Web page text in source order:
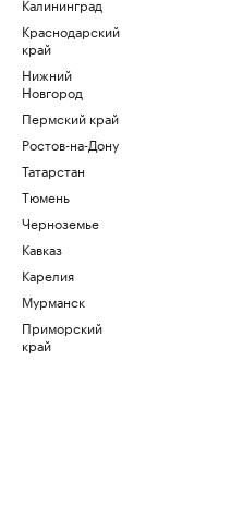
Краснодарский
край
Нижний
Новгород
Пермский край
Ростов-на-Дону
Татарстан
Тюмень
Черноземье
Кавказ
Карелия
Мурманск
Приморский
край